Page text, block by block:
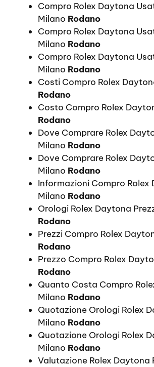
Compro Rolex Daytona
Milano Rodano
Compro Rolex Daytona
Milano Rodano
Compro Rolex Daytona
Milano Rodano
Costi Compro Rolex
Rodano
Costo Compro Rolex
Rodano
Dove Comprare Rolex
Milano Rodano
Dove Comprare Rolex
Milano Rodano
Informazioni Compro Rolex
Milano Rodano
Orologi Rolex Daytona
Rodano
Prezzi Compro Rolex
Rodano
Prezzo Compro Rolex
Rodano
Quanto Costa Compro
Milano Rodano
Quotazione Orologi Rolex
Milano Rodano
Quotazione Orologi Rolex
Milano Rodano
Valutazione Rolex Daytona